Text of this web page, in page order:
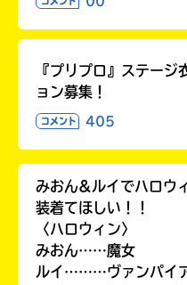
『プリプロ』ステージ
ョン募集！
コメント 405
みおん&ルイでハロウ
装着てほしい！！
〈ハロウィン〉
みおん……魔女
ルイ………ヴァンパイ